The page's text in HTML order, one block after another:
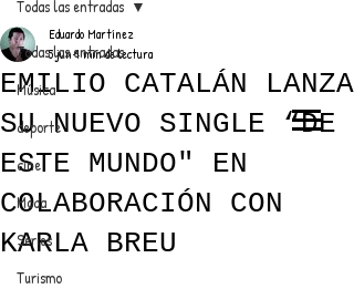
EL TRENDY TOP
CON EDDY MARTINEZ
Todas las entradas
Música
deporte
cine
Moda
Series
Turismo
Todas las entradas
EMILIO CATALÁN LANZA
SU NUEVO SINGLE “DE
ESTE MUNDO" EN
COLABORACIÓN CON
KARLA BREU
Eduardo Martínez
5 jun1 min de lectura